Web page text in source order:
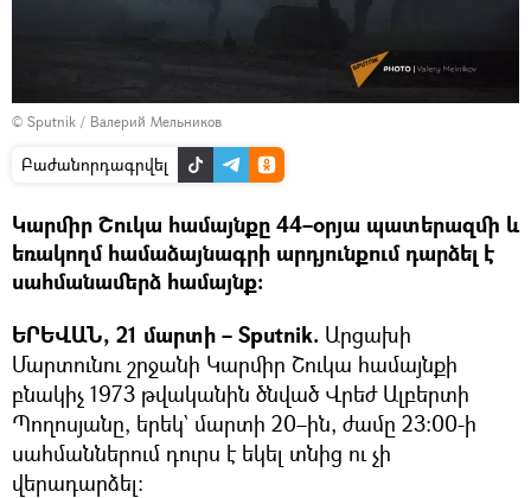
© Sputnik / Валерий Мельников
Բաժանորդագրվել
Կարմիր Շուկա համայնքը 44–օրյա պատերազմի և
եռակողմ համաձայնագրի արդյունքում դարձել է
սահմանամերձ համայնք։
ԵՐԵՎԱՆ, 21 մարտի – Sputnik. Արցախի
Մարտունու շրջանի Կարմիր Շուկա համայնքի
բնակիչ 1973 թվականին ծնված Վրեժ Ալբերտի
Պողոսյանը, երեկ` մարտի 20–ին, ժամը 23:00-ի
սահմաններում դուրս է եկել տնից ու չի
վերադարձել: